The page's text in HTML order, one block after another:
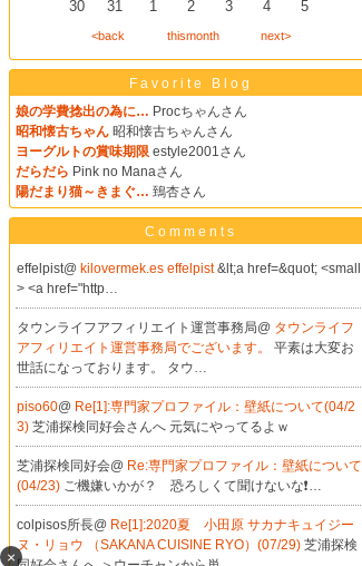
×
30
31 1 2 3 4 5
<back thismonth next>
Favorite Blog
娘の学費捻出の為に… Procちゃんさん
昭和懐古ちゃん 昭和懐古ちゃんさん
ヨーグルトの賞味期限 estyle2001さん
だらだら Pink no Manaさん
陽だまり猫～きまぐ… 鵄杏さん
Comments
effelpist@ kilovermek.es effelpist&lt;a href=&quot; <small
> <a href="http…
タウンライフアフィリエイト運営事務局@ タウンライフ
アフィリエイト運営事務局でございます。 平素は大変お
世話になっております。 タウ…
piso60@ Re[1]:専門家プロファイル：壁紙について(04/2
3) 芝浦探検同好会さんへ 元気にやってるよｗ
芝浦探検同好会@ Re:専門家プロファイル：壁紙について
(04/23) ご機嫌いかが？ 恐ろしくて聞けないな❗…
colpisos所長@ Re[1]:2020夏 小田原 サカナキュイジー
ヌ・リョウ （SAKANA CUISINE RYO）(07/29) 芝浦探検